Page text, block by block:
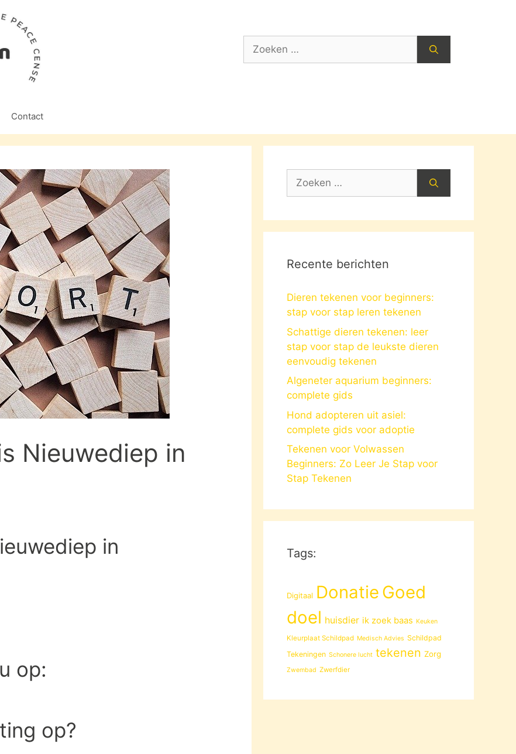
Zoek
Contact
Nieuwediep in
in
op:
op?
Zoek
Recente berichten
Dieren tekenen voor beginners:
stap voor stap leren tekenen
Schattige dieren tekenen: leer
stap voor stap de leukste dieren
eenvoudig tekenen
Algeneter aquarium beginners:
complete gids
Hond adopteren uit asiel:
complete gids voor adoptie
Tekenen voor Volwassen
Beginners: Zo Leer Je Stap voor
Stap Tekenen
Tags:
Digitaal Donatie Goed
doel huisdier ik zoek baas Keuken
Kleurplaat Schildpad Medisch Advies Schildpad
Tekeningen Schonere lucht tekenen Zorg
Zwembad Zwerfdier